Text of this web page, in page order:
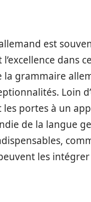
est
dans
grammaire
Loin
portes à un
de la langue
les